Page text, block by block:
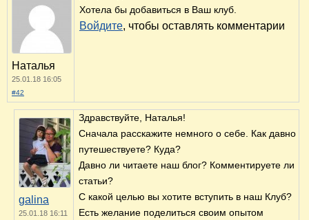
Наталья
25.01.18 16:05
#42
Хотела бы добавиться в Ваш клуб.
Войдите, чтобы оставлять комментарии
galina
25.01.18 16:11
Здравствуйте, Наталья!
Сначала расскажите немного о себе. Как давно
путешествуете? Куда?
Давно ли читаете наш блог? Комментируете ли
статьи?
С какой целью вы хотите вступить в наш Клуб?
Есть желание поделиться своим опытом